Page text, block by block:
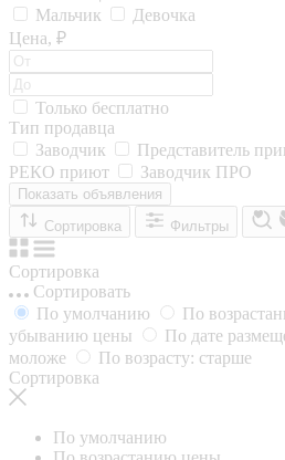
Мальчик
Девочка
Цена, ₽
Только бесплатно
Тип продавца
Заводчик
Представитель
РЕКО приют
Заводчик ПРО
Показать объявления
Сортировка
Фильтры
Сортировка
Сортировать
По умолчанию
По
убыванию цены
По дате
моложе
По возрасту: старше
Сортировка
По умолчанию